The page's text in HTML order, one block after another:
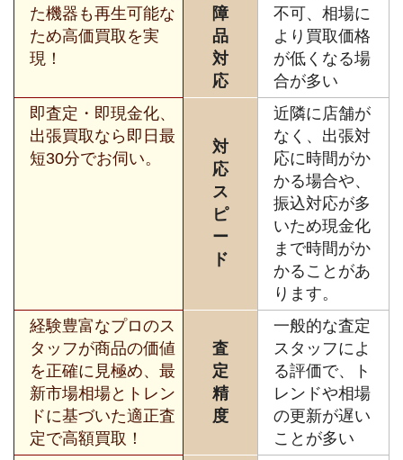
た機器も再生可能な
ため高価買取を実
現！
障
品
対
応
不可、相場に
より買取価格
が低くなる場
合が多い
即査定・即現金化、
出張買取なら即日最
短30分でお伺い。
対
応
ス
ピ
ー
ド
近隣に店舗が
なく、出張対
応に時間がか
かる場合や、
振込対応が多
いため現金化
まで時間がか
かることがあ
ります。
経験豊富なプロのス
タッフが商品の価値
を正確に見極め、最
新市場相場とトレン
ドに基づいた適正査
定で高額買取！
査
定
精
度
一般的な査定
スタッフによ
る評価で、ト
レンドや相場
の更新が遅い
ことが多い